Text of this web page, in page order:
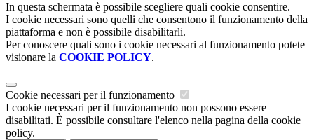
In questa schermata è possibile scegliere quali cookie consentire.
I cookie necessari sono quelli che consentono il funzionamento della
piattaforma e non è possibile disabilitarli.
Per conoscere quali sono i cookie necessari al funzionamento potete
visionare la COOKIE POLICY.
Cookie necessari per il funzionamento
I cookie necessari per il funzionamento non possono essere
disabilitati. È possibile consultare l'elenco nella pagina della cookie
policy.